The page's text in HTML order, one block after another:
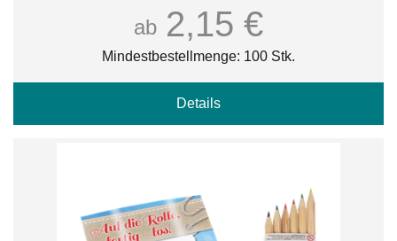
ab 2,15 €
Mindestbestellmenge: 100 Stk.
Details